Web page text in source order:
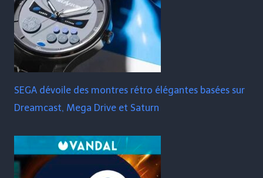
SEGA dévoile des montres rétro élégantes basées sur
Dreamcast, Mega Drive et Saturn